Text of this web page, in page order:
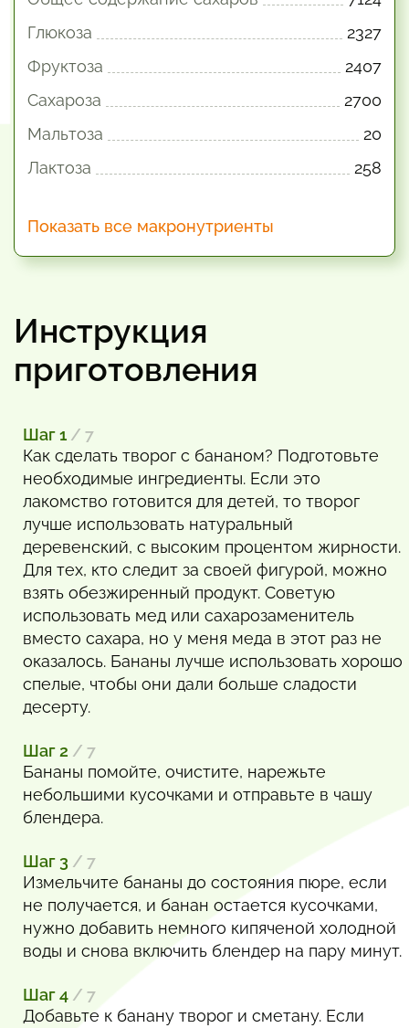
Глюкоза
2327
Фруктоза
2407
Сахароза
2700
Мальтоза
20
Лактоза
258
Показать все макронутриенты
Инструкция
приготовления
Шаг 1 / 7
Как сделать творог с бананом? Подготовьте
необходимые ингредиенты. Если это
лакомство готовится для детей, то творог
лучше использовать натуральный
деревенский, с высоким процентом жирности.
Для тех, кто следит за своей фигурой, можно
взять обезжиренный продукт. Советую
использовать мед или сахарозаменитель
вместо сахара, но у меня меда в этот раз не
оказалось. Бананы лучше использовать хорошо
спелые, чтобы они дали больше сладости
десерту.
Шаг 2 / 7
Бананы помойте, очистите, нарежьте
небольшими кусочками и отправьте в чашу
блендера.
Шаг 3 / 7
Измельчите бананы до состояния пюре, если
не получается, и банан остается кусочками,
нужно добавить немного кипяченой холодной
воды и снова включить блендер на пару минут.
Шаг 4 / 7
Добавьте к банану творог и сметану. Если